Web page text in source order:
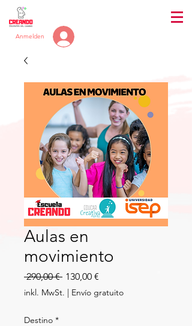
Anmelden
Aulas en
movimiento
290,00 € Standardpreis
130,00 €
Preis
inkl. MwSt. | Envío gratuito
Destino *